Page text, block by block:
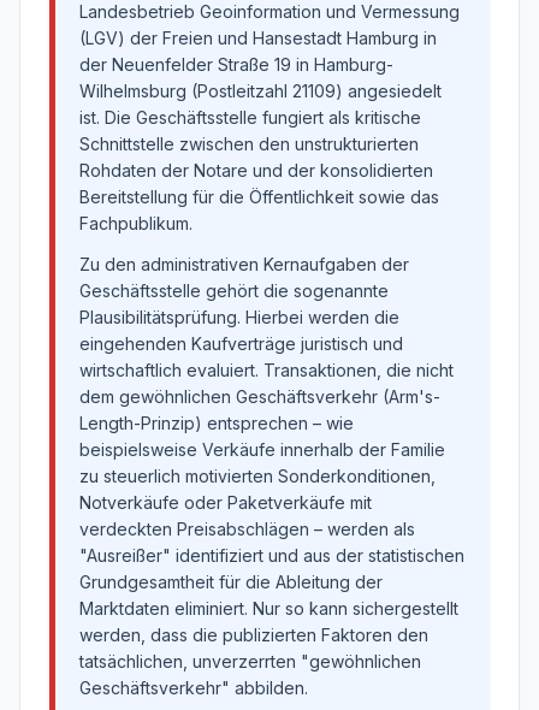
Landesbetrieb Geoinformation und Vermessung
(LGV) der Freien und Hansestadt Hamburg in
der Neuenfelder Straße 19 in Hamburg-
Wilhelmsburg (Postleitzahl 21109) angesiedelt
ist. Die Geschäftsstelle fungiert als kritische
Schnittstelle zwischen den unstrukturierten
Rohdaten der Notare und der konsolidierten
Bereitstellung für die Öffentlichkeit sowie das
Fachpublikum.
Zu den administrativen Kernaufgaben der
Geschäftsstelle gehört die sogenannte
Plausibilitätsprüfung. Hierbei werden die
eingehenden Kaufverträge juristisch und
wirtschaftlich evaluiert. Transaktionen, die nicht
dem gewöhnlichen Geschäftsverkehr (Arm's-
Length-Prinzip) entsprechen – wie
beispielsweise Verkäufe innerhalb der Familie
zu steuerlich motivierten Sonderkonditionen,
Notverkäufe oder Paketverkäufe mit
verdeckten Preisabschlägen – werden als
"Ausreißer" identifiziert und aus der statistischen
Grundgesamtheit für die Ableitung der
Marktdaten eliminiert. Nur so kann sichergestellt
werden, dass die publizierten Faktoren den
tatsächlichen, unverzerrten "gewöhnlichen
Geschäftsverkehr" abbilden.